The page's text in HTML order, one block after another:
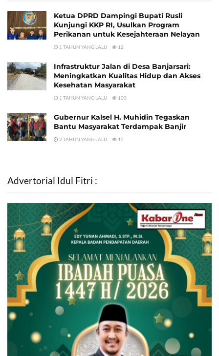
Ketua DPRD Dampingi Bupati Rusli
Kunjungi KKP RI, Usulkan Program
Perikanan untuk Kesejahteraan Nelayan
1 TAHUN YANG LALU 12
Infrastruktur Jalan di Desa Banjarsari:
Meningkatkan Kualitas Hidup dan Akses
Kesehatan Masyarakat
1 TAHUN YANG LALU 103
Gubernur Kalsel H. Muhidin Tegaskan
Bantu Masyarakat Terdampak Banjir
2 TAHUN YANG LALU 15
Advertorial Idul Fitri :